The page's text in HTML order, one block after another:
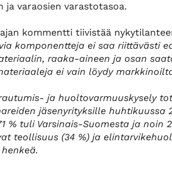
ja varaosien varastotasoa.
kommentti tiivistää
komponentteja ei saa riittävästi
raaka-aineen ja osan
ei vain löydy
ja huoltovarmuuskysely
jäsenyrityksille huhtikuussa
% tuli Varsinais-Suomesta ja noin
teollisuus (34 %) ja
henkeä.